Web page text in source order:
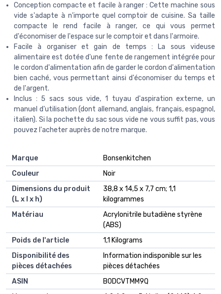
Conception compacte et facile à ranger : Cette machine sous
vide s'adapte à n'importe quel comptoir de cuisine. Sa taille
compacte le rend facile à ranger, ce qui vous permet
d'économiser de l'espace sur le comptoir et dans l'armoire.
Facile à organiser et gain de temps : La sous videuse
alimentaire est dotée d'une fente de rangement intégrée pour
le cordon d'alimentation afin de garder le cordon d'alimentation
bien caché, vous permettant ainsi d'économiser du temps et
de l'argent.
Inclus : 5 sacs sous vide, 1 tuyau d'aspiration externe, un
manuel d'utilisation (dont allemand, anglais, français, espagnol,
italien). Si la pochette du sac sous vide ne vous suffit pas, vous
pouvez l'acheter auprès de notre marque.
Marque
‎Bonsenkitchen
Couleur
‎Noir
Dimensions du produit
(L x l x h)
‎38,8 x 14,5 x 7,7 cm; 1,1
kilogrammes
Matériau
‎Acrylonitrile butadiène styrène
(ABS)
Poids de l'article
‎1,1 Kilograms
Disponibilité des
pièces détachées
‎Information indisponible sur les
pièces détachées
ASIN
B0DCVTMM9Q